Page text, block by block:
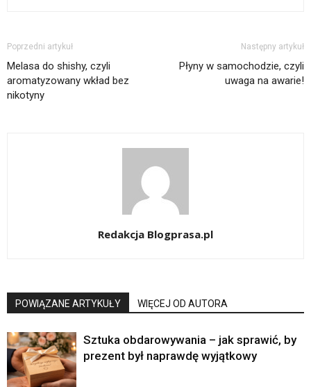
Poprzedni artykuł
Melasa do shishy, czyli
aromatyzowany wkład bez
nikotyny
Następny artykuł
Płyny w samochodzie, czyli
uwaga na awarie!
Redakcja Blogprasa.pl
POWIĄZANE ARTYKUŁY WIĘCEJ OD AUTORA
Sztuka obdarowywania – jak sprawić, by
prezent był naprawdę wyjątkowy